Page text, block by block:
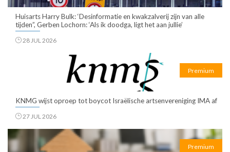
Huisarts Harry Bulk: ‘Desinformatie en kwakzalverij zijn van alle
tijden”, Gerben Lochorn: ‘Als ik doodga, ligt het aan jullie’
28 JUL 2026
Premium
KNMG wijst oproep tot boycot Israëlische artsenvereniging IMA af
27 JUL 2026
Premium